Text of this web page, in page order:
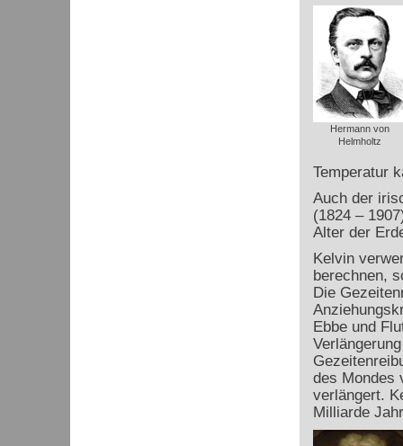
Hermann von
Helmholtz
Temperatur
Auch der
(1824 –
Alter der
Kelvin
berechnen,
Die
Ebbe und
des Mondes
verlängert.
Milliarde